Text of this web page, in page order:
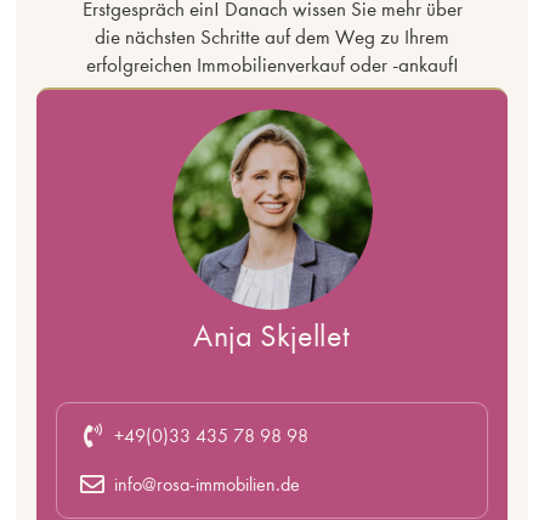
Erstgespräch ein! Danach wissen Sie mehr über
die nächsten Schritte auf dem Weg zu Ihrem
erfolgreichen Immobilienverkauf oder -ankauf!
Anja Skjellet
+49(0)33 435 78 98 98
info@rosa-immobilien.de